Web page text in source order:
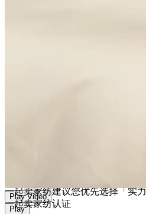
Play Video
Play
一起卖家纺建议您优先选择「实
一起卖家纺认证